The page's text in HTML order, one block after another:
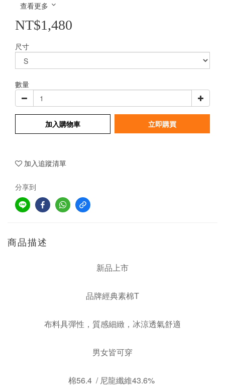
查看更多
NT$1,480
尺寸
數量
加入購物車 立即購買
加入追蹤清單
分享到
商品描述
新品上市
品牌經典素棉T
布料具彈性，質感細緻，冰涼透氣舒適
男女皆可穿
棉56.4 / 尼龍纖維43.6%